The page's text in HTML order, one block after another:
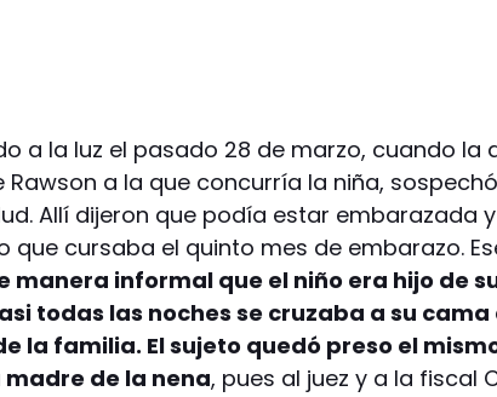
a la luz el pasado 28 de marzo, cuando la
Rawson a la que concurría la niña,
Allí dijeron que podía estar embarazada y
que cursaba el quinto mes de embarazo.
manera informal que el niño era hijo de
todas las noches se cruzaba a su cama
la familia. El sujeto quedó preso el
de la nena, pues al juez y a la fiscal